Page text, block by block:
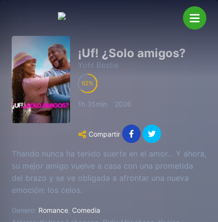
¡Uf! ¿Solo amigos?
Yoh! Bestie
62
1h 35min 2026
Compartir
Thando nunca ha tenido suerte en el amor... Y ahora,
su mejor amigo vuelve a casa con una prometida
del brazo y se ve obligada a afrontar una nueva
emoción: los celos.
Genero: Romance Comedia